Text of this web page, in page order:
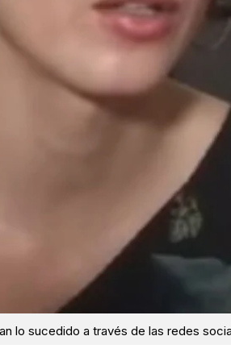
lo sucedido a través de las redes